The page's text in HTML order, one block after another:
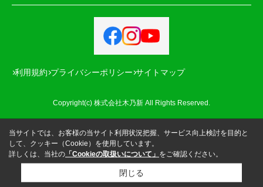
利用規約 プライバシーポリシー サイトマップ
Copyright(c) 株式会社木乃新 All Rights Reserved.
当サイトでは、お客様の当サイト利用状況把握、サービス向上検討を目的と
して、クッキー（Cookie）を使用しています。
詳しくは、当社の 「Cookieの取扱いについて」 をご確認ください。
閉じる